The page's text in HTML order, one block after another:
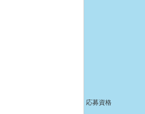
応募資格